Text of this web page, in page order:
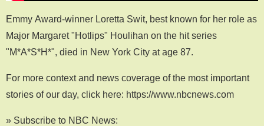
Emmy Award-winner Loretta Swit, best known for her role as
Major Margaret "Hotlips" Houlihan on the hit series
"M*A*S*H*", died in New York City at age 87.
For more context and news coverage of the most important
stories of our day, click here: https://www.nbcnews.com
» Subscribe to NBC News: